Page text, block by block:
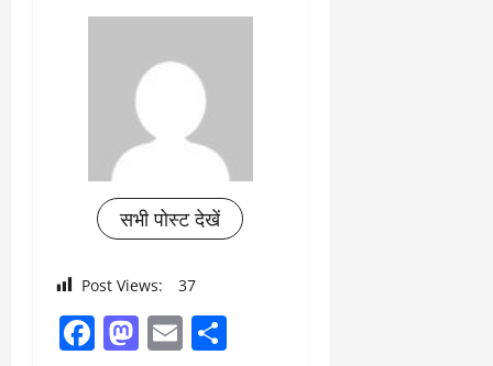
सभी पोस्ट देखें
Post Views: 37
Facebook
Mastodon
Email